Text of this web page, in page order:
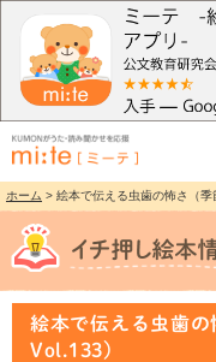
ホーム > 絵本で伝える虫歯の怖さ（
絵本で伝える虫歯
Vol.133）